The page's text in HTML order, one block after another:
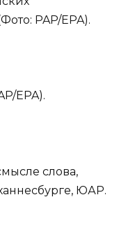
PAP/EPA).
EPA).
слова,
ЮАР.